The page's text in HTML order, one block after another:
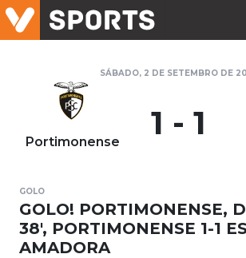
SÁBADO, 2 DE SETEMBRO DE
Portimonense 1 - 1
GOLO
GOLO! PORTIMONENSE,
38', PORTIMONENSE 1-1
AMADORA